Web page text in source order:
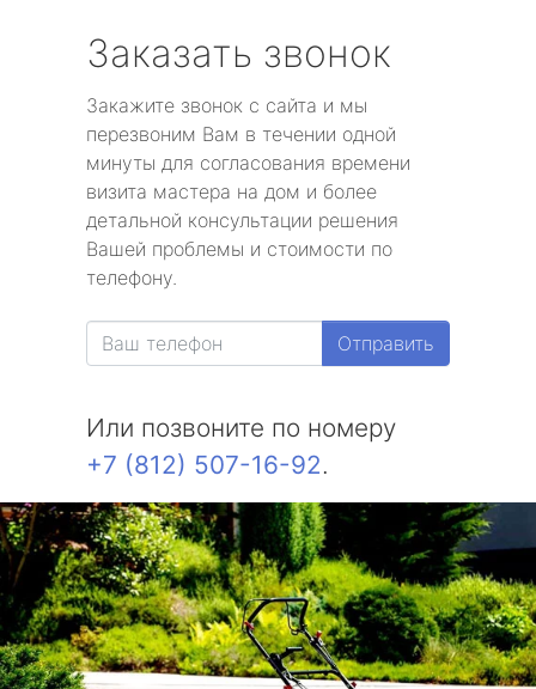
Заказать звонок
Закажите звонок с сайта и мы
перезвоним Вам в течении одной
минуты для согласования времени
визита мастера на дом и более
детальной консультации решения
Вашей проблемы и стоимости по
телефону.
Отправить
Или позвоните по номеру
+7 (812) 507-16-92.